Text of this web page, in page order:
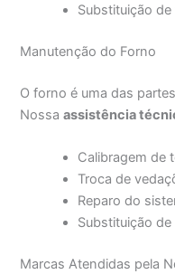
Substituição
Manutenção do Forno
O forno é uma das
Nossaassistência
Calibragem de
Troca de
Reparo do
Substituição
Marcas Atendidas pela